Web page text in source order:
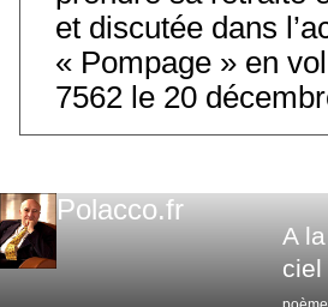
et discutée dans
« Pompage » en
7562 le 20
Polacco.fr
A
ciel